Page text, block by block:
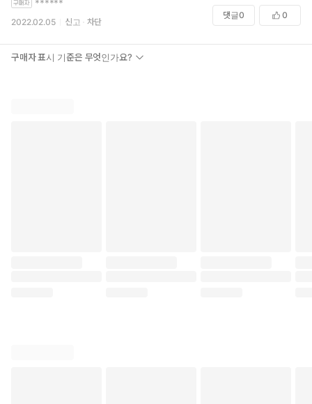
******
2022.02.05 신고 차단
댓글0 0
구매자 표시 기준은 무엇인가요?